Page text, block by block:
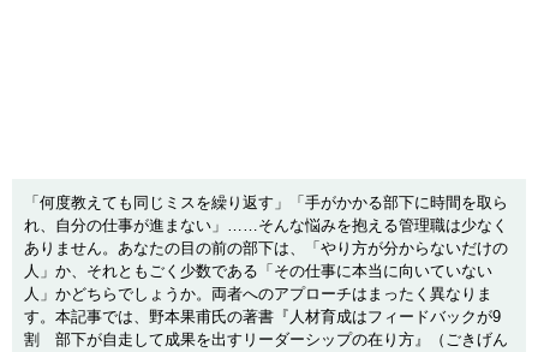
「何度教えても同じミスを繰り返す」「手がかかる部下に時間を取ら
れ、自分の仕事が進まない」……そんな悩みを抱える管理職は少なく
ありません。あなたの目の前の部下は、「やり方が分からないだけの
人」か、それともごく少数である「その仕事に本当に向いていない
人」かどちらでしょうか。両者へのアプローチはまったく異なりま
す。本記事では、野本果甫氏の著書『人材育成はフィードバックが9
割 部下が自走して成果を出すリーダーシップの在り方』（ごきげん